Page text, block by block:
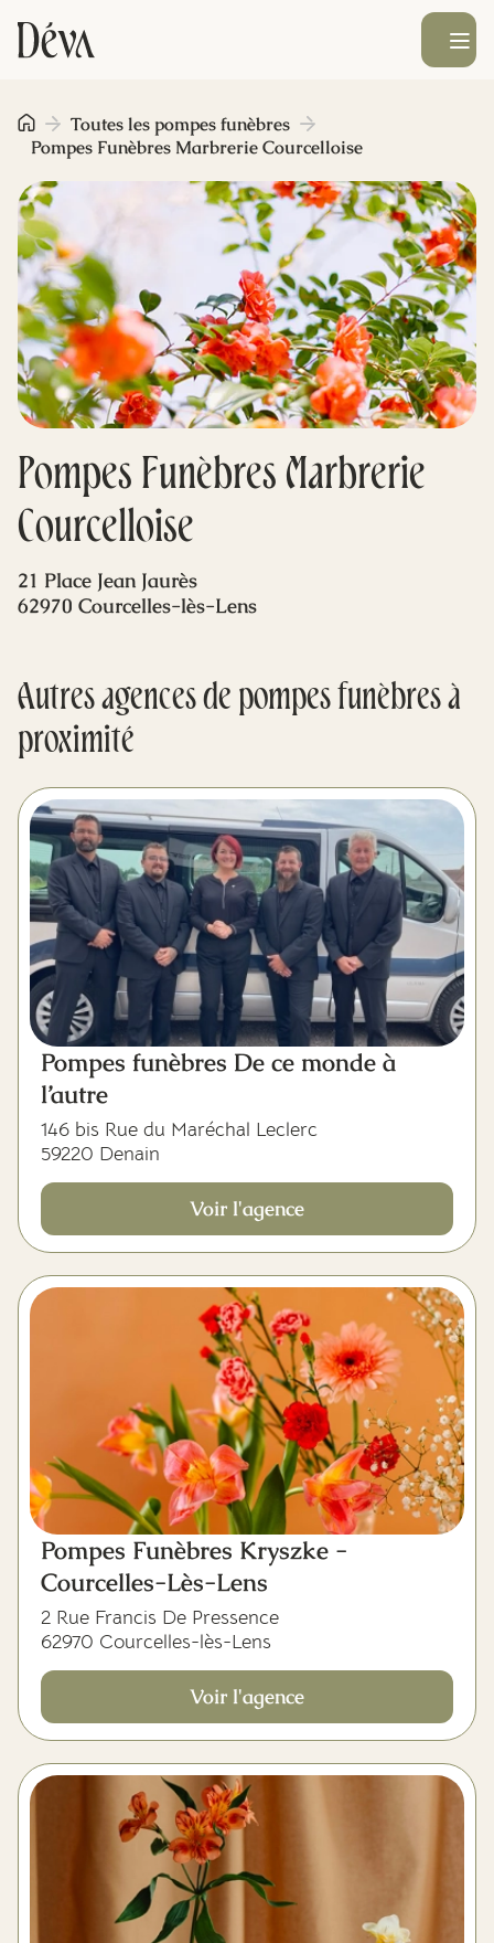
Obsèques
Prévoyance
Monument funéraire
Livraison de fleurs
Blog
Mes dernières volontés
Ouvrir le
Pompes Funèbres Marbrerie
Courcelloise
Toutes les pompes funèbres
Pompes Funèbres Marbrerie Courcelloise
21 Place Jean Jaurès
62970 Courcelles-lès-Lens
Autres agences de pompes funèbres à
proximité
Pompes funèbres De ce monde à
l’autre
146 bis Rue du Maréchal Leclerc
59220 Denain
Voir l'agence
Pompes Funèbres Kryszke -
Courcelles-Lès-Lens
2 Rue Francis De Pressence
62970 Courcelles-lès-Lens
Voir l'agence